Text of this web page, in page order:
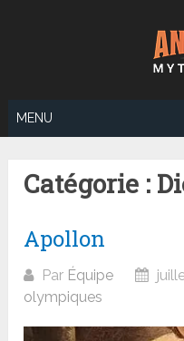
MENU
Catégorie :
Apollon
Par Équipe
olympiques